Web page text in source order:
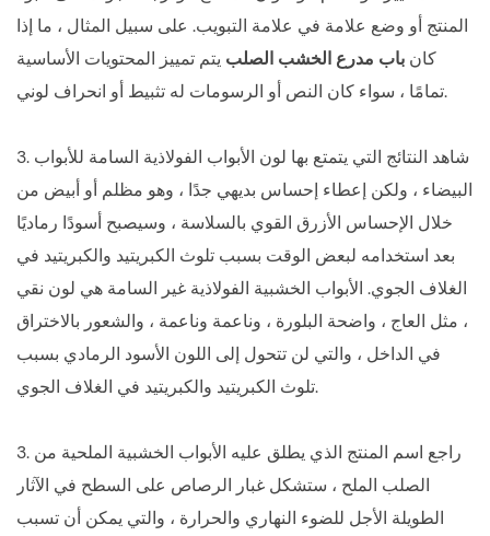
المنتج أو وضع علامة في علامة التبويب. على سبيل المثال ، ما إذا
كان باب مدرع الخشب الصلب يتم تمييز المحتويات الأساسية
تمامًا ، سواء كان النص أو الرسومات له تثبيط أو انحراف لوني.
3. شاهد النتائج التي يتمتع بها لون الأبواب الفولاذية السامة للأبواب
البيضاء ، ولكن إعطاء إحساس بديهي جدًا ، وهو مظلم أو أبيض من
خلال الإحساس الأزرق القوي بالسلاسة ، وسيصبح أسودًا رماديًا
بعد استخدامه لبعض الوقت بسبب تلوث الكبريتيد والكبريتيد في
الغلاف الجوي. الأبواب الخشبية الفولاذية غير السامة هي لون نقي
، مثل العاج ، واضحة البلورة ، وناعمة وناعمة ، والشعور بالاختراق
في الداخل ، والتي لن تتحول إلى اللون الأسود الرمادي بسبب
تلوث الكبريتيد والكبريتيد في الغلاف الجوي.
3. راجع اسم المنتج الذي يطلق عليه الأبواب الخشبية الملحية من
الصلب الملح ، ستشكل غبار الرصاص على السطح في الآثار
الطويلة الأجل للضوء النهاري والحرارة ، والتي يمكن أن تسبب